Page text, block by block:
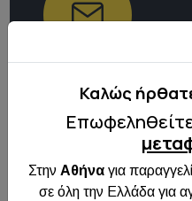
Κάντε
Newsletter
Κάνε εγγραφή στο
ενημερώνεσαι για όλα τα
προσφορές μας!
Καλώς
Στην Αθήνα για
σε όλη την Ελλάδα για